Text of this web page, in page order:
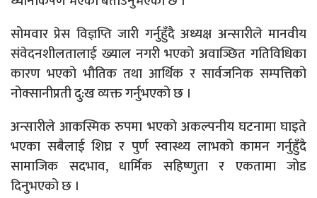
सोमवार प्रेस विज्ञप्ति जारी गर्नुहुँदै अध्यक्ष अन्सारीले मानवीय
संवेदनशीलतालाई ख्याल नगरी भएको अवाञ्छित गतिविधिका
कारण भएको भौतिक तथा आर्थिक र सार्वजनिक सम्पत्तिको
नोक्सानीप्रती दु:ख व्यक्त गर्नुभएको छ ।
अन्सारीले आकस्मिक रुपमा भएको अकल्पनीय घटनामा घाइते
भएका सबैलाई शिघ्र र पुर्ण स्वास्थ्य लाभको कामन गर्नुहुँदै
सामाजिक सदभाव, धार्मिक सहिष्णुता र एकतामा जोड
दिनुभएको छ ।